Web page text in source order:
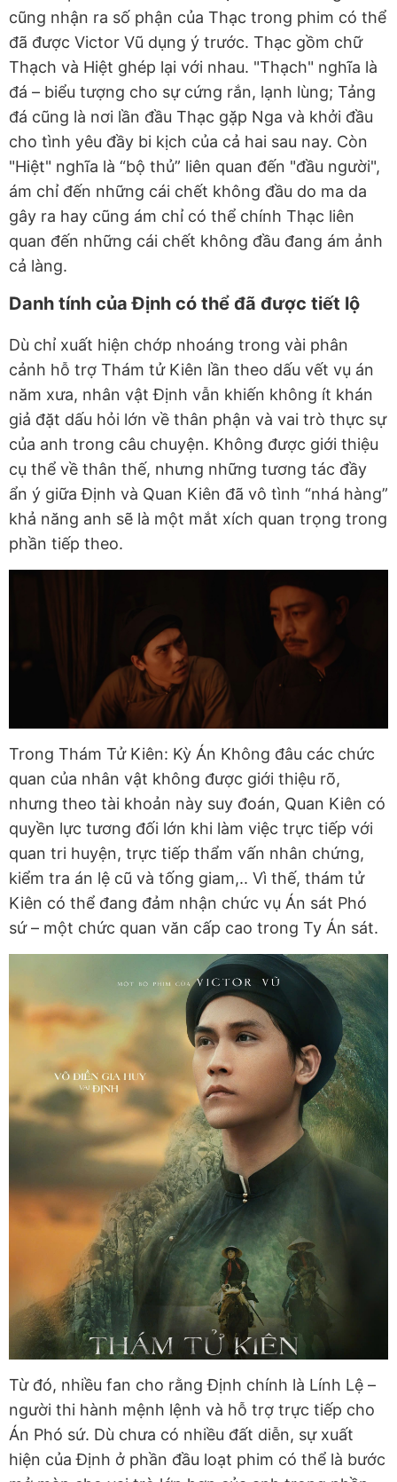
cũng nhận ra số phận của Thạc trong phim có thể
đã được Victor Vũ dụng ý trước. Thạc gồm chữ
Thạch và Hiệt ghép lại với nhau. "Thạch" nghĩa là
đá – biểu tượng cho sự cứng rắn, lạnh lùng; Tảng
đá cũng là nơi lần đầu Thạc gặp Nga và khởi đầu
cho tình yêu đầy bi kịch của cả hai sau nay. Còn
"Hiệt" nghĩa là “bộ thủ” liên quan đến "đầu người",
ám chỉ đến những cái chết không đầu do ma da
gây ra hay cũng ám chỉ có thể chính Thạc liên
quan đến những cái chết không đầu đang ám ảnh
cả làng.
Danh tính của Định có thể đã được tiết lộ
Dù chỉ xuất hiện chớp nhoáng trong vài phân
cảnh hỗ trợ Thám tử Kiên lần theo dấu vết vụ án
năm xưa, nhân vật Định vẫn khiến không ít khán
giả đặt dấu hỏi lớn về thân phận và vai trò thực sự
của anh trong câu chuyện. Không được giới thiệu
cụ thể về thân thế, nhưng những tương tác đầy
ẩn ý giữa Định và Quan Kiên đã vô tình “nhá hàng”
khả năng anh sẽ là một mắt xích quan trọng trong
phần tiếp theo.
Trong Thám Tử Kiên: Kỳ Án Không đâu các chức
quan của nhân vật không được giới thiệu rõ,
nhưng theo tài khoản này suy đoán, Quan Kiên có
quyền lực tương đối lớn khi làm việc trực tiếp với
quan tri huyện, trực tiếp thẩm vấn nhân chứng,
kiểm tra án lệ cũ và tống giam,.. Vì thế, thám tử
Kiên có thể đang đảm nhận chức vụ Án sát Phó
sứ – một chức quan văn cấp cao trong Ty Án sát.
Từ đó, nhiều fan cho rằng Định chính là Lính Lệ –
người thi hành mệnh lệnh và hỗ trợ trực tiếp cho
Án Phó sứ. Dù chưa có nhiều đất diễn, sự xuất
hiện của Định ở phần đầu loạt phim có thể là bước